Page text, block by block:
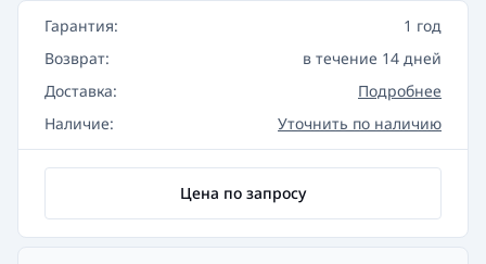
Гарантия:
1 год
Возврат:
в течение 14 дней
Доставка:
Подробнее
Наличие:
Уточнить по наличию
Цена по запросу